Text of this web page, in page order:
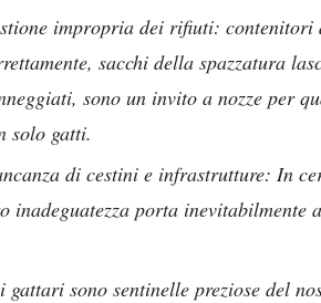
impropria dei rifiuti: contenitori
sacchi della spazzatura
sono un invito a nozze per
solo gatti.
di cestini e infrastrutture: In
inadeguatezza porta
gattari sono sentinelle preziose del